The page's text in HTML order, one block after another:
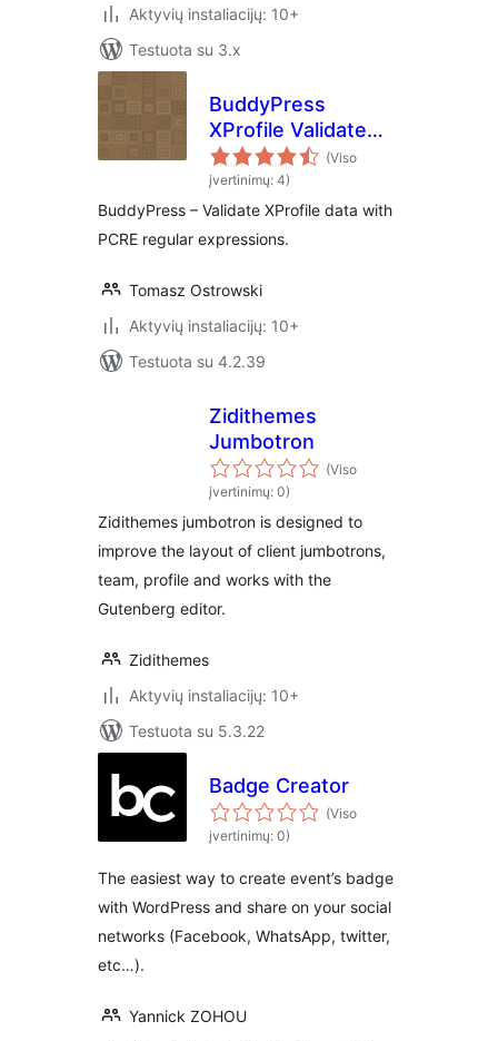
Aktyvių instaliacijų: 10+
Testuota su 3.x
BuddyPress
XProfile Validate
with RegEx (Viso
įvertinimų: 4)
BuddyPress – Validate XProfile data with
PCRE regular expressions.
Tomasz Ostrowski
Aktyvių instaliacijų: 10+
Testuota su 4.2.39
Zidithemes
Jumbotron
(Viso
įvertinimų: 0)
Zidithemes jumbotron is designed to
improve the layout of client jumbotrons,
team, profile and works with the
Gutenberg editor.
Zidithemes
Aktyvių instaliacijų: 10+
Testuota su 5.3.22
Badge Creator
(Viso
įvertinimų: 0)
The easiest way to create event’s badge
with WordPress and share on your social
networks (Facebook, WhatsApp, twitter,
etc…).
Yannick ZOHOU